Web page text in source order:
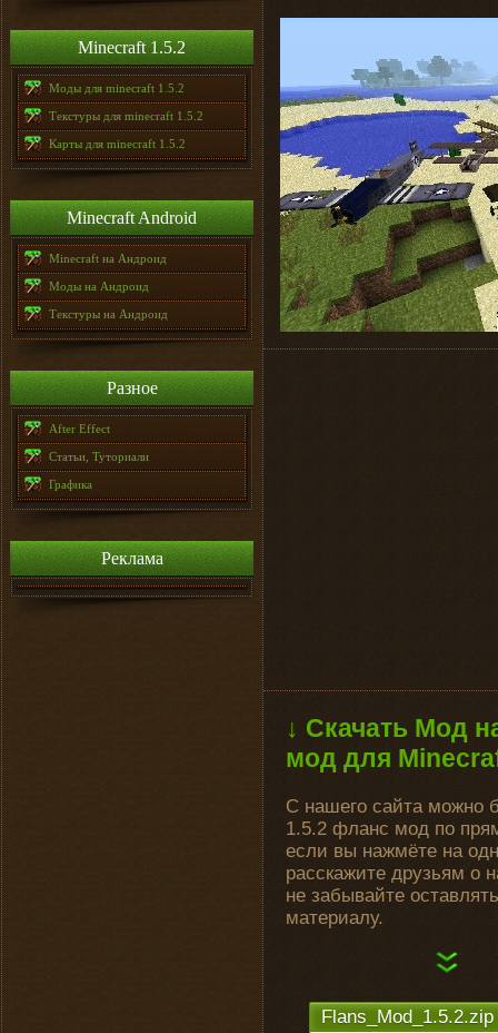
Minecraft 1.5.2
Моды для minecraft 1.5.2
Текстуры для minecraft 1.5.2
Карты для minecraft 1.5.2
Minecraft Android
Minecraft на Андроид
Моды на Андроид
Текстуры на Андроид
Разное
After Effect
Статьи, Туториали
Графика
Реклама
↓ Скачать Мод
мод для
С нашего сайта можно
1.5.2 фланс мод по
если вы нажмёте на
расскажите друзьям о
не забывайте
материалу.
Flans_Mod_1.5.2.zip